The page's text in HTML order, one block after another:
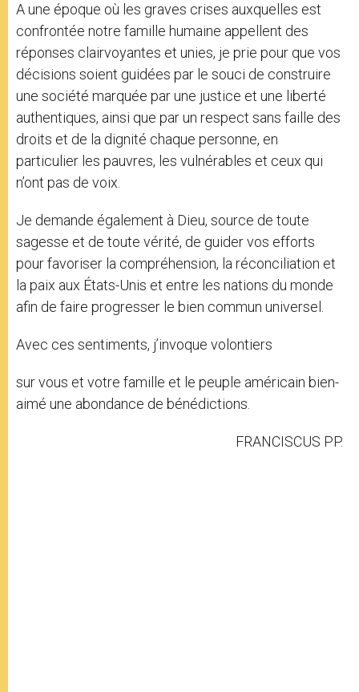
A une époque où les graves crises auxquelles est
confrontée notre famille humaine appellent des
réponses clairvoyantes et unies, je prie pour que vos
décisions soient guidées par le souci de construire
une société marquée par une justice et une liberté
authentiques, ainsi que par un respect sans faille des
droits et de la dignité chaque personne, en
particulier les pauvres, les vulnérables et ceux qui
n’ont pas de voix.
Je demande également à Dieu, source de toute
sagesse et de toute vérité, de guider vos efforts
pour favoriser la compréhension, la réconciliation et
la paix aux États-Unis et entre les nations du monde
afin de faire progresser le bien commun universel.
Avec ces sentiments, j’invoque volontiers
sur vous et votre famille et le peuple américain bien-
aimé une abondance de bénédictions.
FRANCISCUS PP.